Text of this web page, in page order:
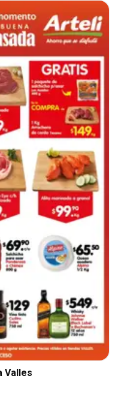
Valles